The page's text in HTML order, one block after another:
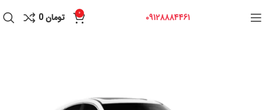
09128884461
0 تومان0